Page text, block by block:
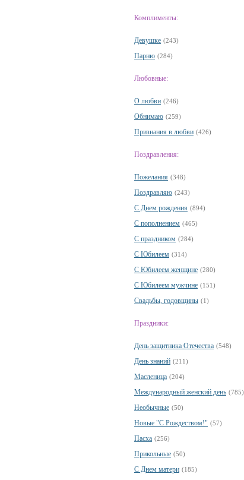
Комплименты:
Девушке (243)
Парню (284)
Любовные:
О любви (246)
Обнимаю (259)
Признания в любви (426)
Поздравления:
Пожелания (348)
Поздравляю (243)
С Днем рождения (894)
С пополнением (465)
С праздником (284)
С Юбилеем (314)
С Юбилеем женщине (280)
С Юбилеем мужчине (151)
Свадьбы, годовщины (1)
Праздники:
День защитника Отечества (548)
День знаний (211)
Масленица (204)
Международный женский день (785)
Необычные (50)
Новые "С Рождеством!" (57)
Пасха (256)
Прикольные (50)
С Днем матери (185)